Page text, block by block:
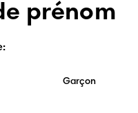
prénom
:
Garçon